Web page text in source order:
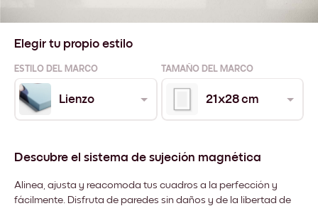
Elegir tu propio estilo
ESTILO DEL MARCO TAMAÑO DEL MARCO
Lienzo 21x28 cm
Descubre el sistema de sujeción magnética
Alinea, ajusta y reacomoda tus cuadros a la perfección y
fácilmente. Disfruta de paredes sin daños y de la libertad de